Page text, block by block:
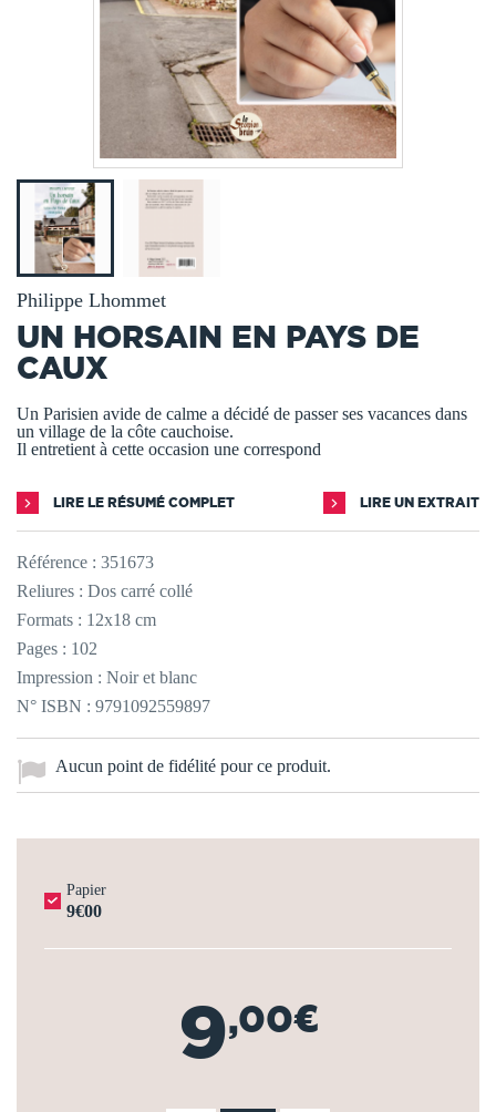
Philippe Lhommet
UN HORSAIN EN PAYS DE
CAUX
Un Parisien avide de calme a décidé de passer ses vacances dans
un village de la côte cauchoise.
Il entretient à cette occasion une correspond
LIRE LE RÉSUMÉ COMPLET LIRE UN EXTRAIT
Référence : 351673
Reliures : Dos carré collé
Formats : 12x18 cm
Pages : 102
Impression : Noir et blanc
N° ISBN : 9791092559897
Aucun point de fidélité pour ce produit.
Papier
9€00
9,00€